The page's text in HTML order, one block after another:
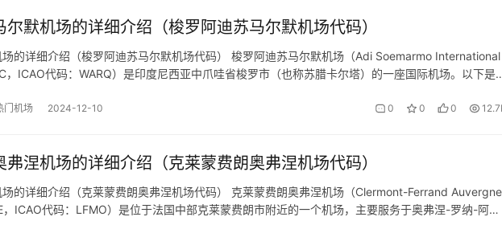
默机场的详细介绍（梭罗阿迪苏马尔默机场代码）
的详细介绍（梭罗阿迪苏马尔默机场代码） 梭罗阿迪苏马尔默机场（Adi Soemarmo International
，ICAO代码：WARQ）是印度尼西亚中爪哇省梭罗市（也称苏腊卡尔塔）的一座国际机场。以下是
门机场 2024-12-10 0 0 0
涅机场的详细介绍（克莱蒙费朗奥弗涅机场代码）
的详细介绍（克莱蒙费朗奥弗涅机场代码） 克莱蒙费朗奥弗涅机场（Clermont-Ferrand Auvergne
ICAO代码：LFMO）是位于法国中部克莱蒙费朗市附近的一个机场，主要服务于奥弗涅-罗纳-阿尔